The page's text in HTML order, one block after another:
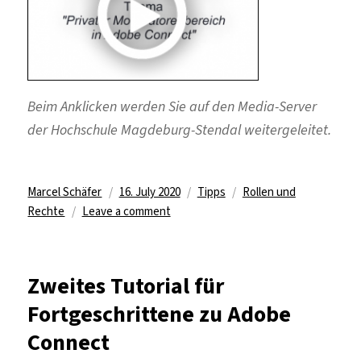
Beim Anklicken werden Sie auf den Media-Server
der Hochschule Magdeburg-Stendal weitergeleitet.
Author
Marcel Schäfer
Posted
on
16. July 2020 Categories
Tipps Tags
Rollen und
Rechte
Leave a commenton
Fortgeschrittene
zu
Adobe
Zweites Tutorial für
Fortgeschrittene zu Adobe
Connect